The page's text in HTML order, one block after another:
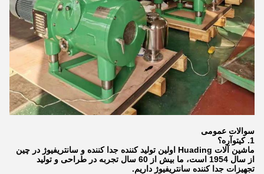
سوالات عمومی
1. کي
تو آره؟
ماشین آلات Huading اولین تولید کننده جدا کننده و سانتریفیوژ در چین
از سال 1954 است، ما بیش از 60 سال تجربه در طراحی و تولید
تجهیزات جدا کننده سانتریفیوژ داریم.